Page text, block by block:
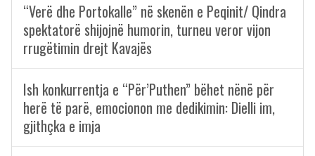
“Verë dhe Portokalle” në skenën e Peqinit/ Qindra
spektatorë shijojnë humorin, turneu veror vijon
rrugëtimin drejt Kavajës
Ish konkurrentja e “Për’Puthen” bëhet nënë për
herë të parë, emocionon me dedikimin: Dielli im,
gjithçka e imja